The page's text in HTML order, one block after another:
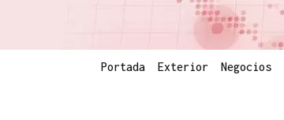
Portada Exterior Negocios